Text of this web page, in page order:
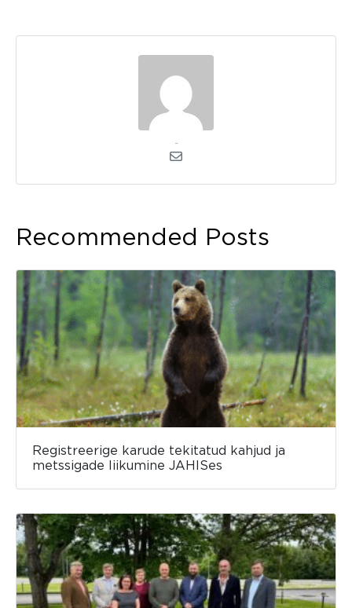
Recommended Posts
Registreerige karude tekitatud kahjud ja
metssigade liikumine JAHISes